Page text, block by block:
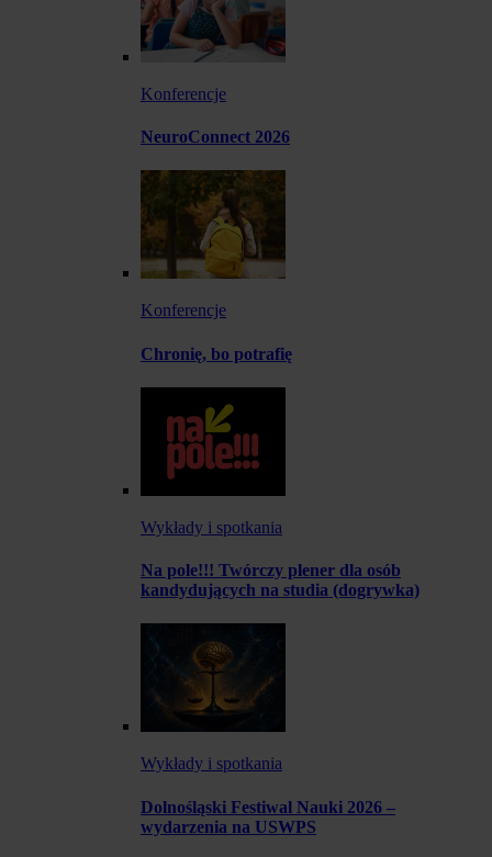
Konferencje
NeuroConnect 2026
Konferencje
Chronię, bo potrafię
Wykłady i spotkania
Na pole!!! Twórczy plener dla osób
kandydujących na studia (dogrywka)
Wykłady i spotkania
Dolnośląski Festiwal Nauki 2026 –
wydarzenia na USWPS